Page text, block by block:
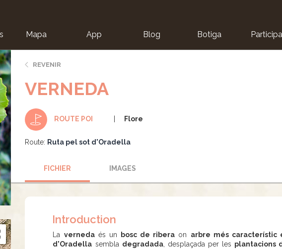
Mapa App Blog Botiga Participa
REVENIR
VERNEDA
ROUTE POI Flore
Route: Ruta pel sot d'Oradella
FICHIER IMAGES
Introduction
La vernedaés un bosc de ribera on arbre més característic
d'Oradella sembla degradada, desplaçada per les plantacions